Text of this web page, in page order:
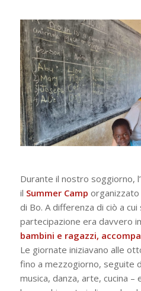
Durante il nostro soggiorno,
il Summer Camp organizzato
di Bo. A differenza di ciò a
partecipazione era davvero
bambini e ragazzi,
Le giornate iniziavano alle
fino a mezzogiorno, seguite
musica, danza, arte, cucina